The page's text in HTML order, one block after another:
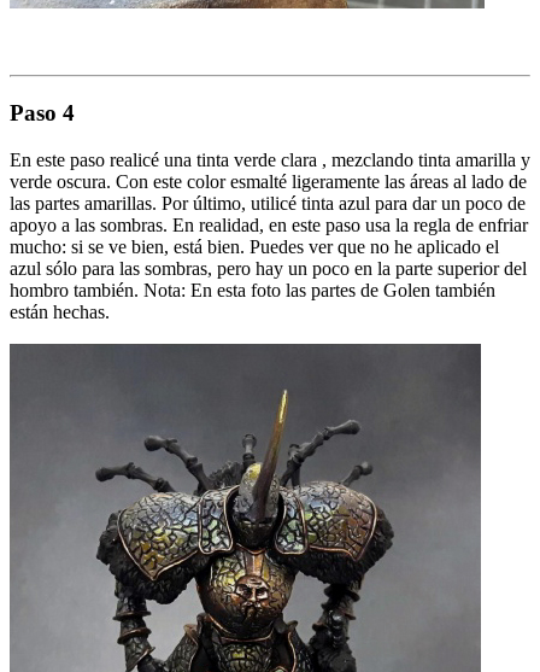
Paso 4
En este paso realicé una tinta verde clara , mezclando tinta amarilla y
verde oscura. Con este color esmalté ligeramente las áreas al lado de
las partes amarillas. Por último, utilicé tinta azul para dar un poco de
apoyo a las sombras. En realidad, en este paso usa la regla de enfriar
mucho: si se ve bien, está bien. Puedes ver que no he aplicado el
azul sólo para las sombras, pero hay un poco en la parte superior del
hombro también. Nota: En esta foto las partes de Golen también
están hechas.